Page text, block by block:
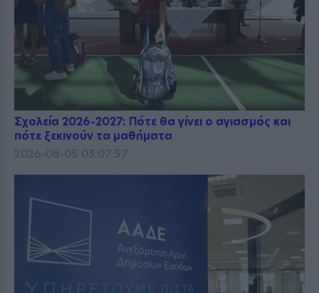
Σχολεία 2026-2027: Πότε θα γίνει ο αγιασμός και
πότε ξεκινούν τα μαθήματα
2026-08-05 03:07:57